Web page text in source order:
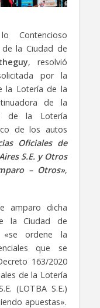
Contencioso
la Ciudad de
, resolvió
por la
la Lotería de la
de la
de la Lotería
de los autos
Oficiales de
S.E. y Otros
– Otros»,
amparo dicha
la Ciudad de
ordene la
que se
163/2020
de la Lotería
(LOTBA S.E.)
apuestas».